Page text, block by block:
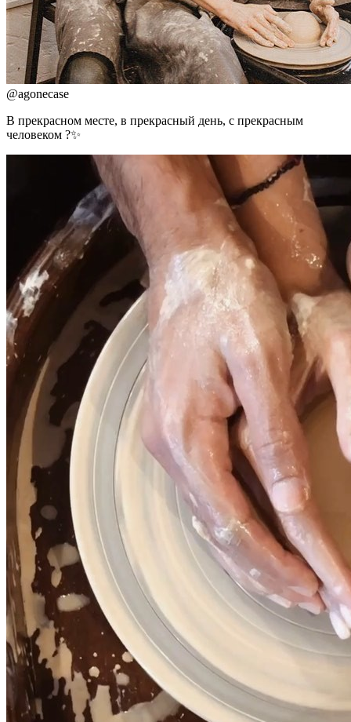
@agonecase
В прекрасном месте, в прекрасный день, с прекрасным
человеком ?✨